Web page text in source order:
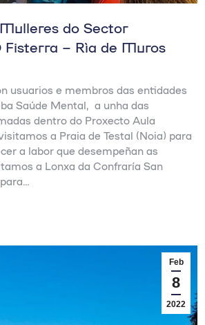
do Sector
Fisterra – Ría de Muros
usuarios e membros das entidades
Saúde Mental, a unha das
dentro do Proxecto Aula
a Praia de Testal (Noia) para
a labor que desempeñan as
a Lonxa da Confraría San
Feb
8
2022